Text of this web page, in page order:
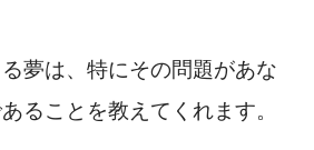
夢は、特にその問題があな
ることを教えてくれます。